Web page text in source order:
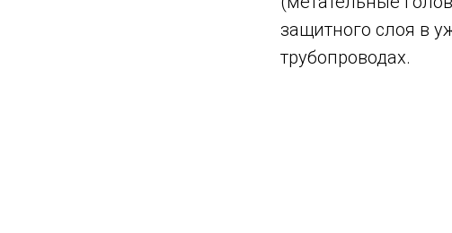
защитного слоя в
трубопроводах.